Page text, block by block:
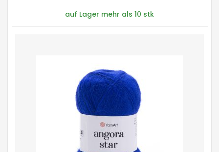
auf Lager mehr als 10 stk